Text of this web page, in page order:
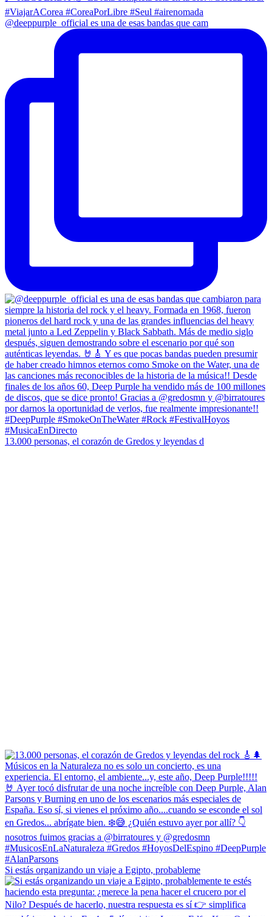
@deeppurple_official es una de esas bandas que cam
13.000 personas, el corazón de Gredos y leyendas d
Si estás organizando un viaje a Egipto, probableme